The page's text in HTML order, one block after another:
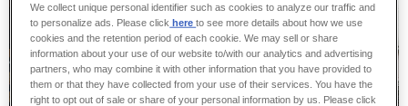
We collect unique personal identifier such as cookies to analyze our traffic and
to personalize ads. Please click hereto see more details about how we use
cookies and the retention period of each cookie. We may sell or share
information about your use of our website to/with our analytics and advertising
partners, who may combine it with other information that you have provided to
them or that they have collected from your use of their services. You have the
right to opt out of sale or share of your personal information by us. Please click